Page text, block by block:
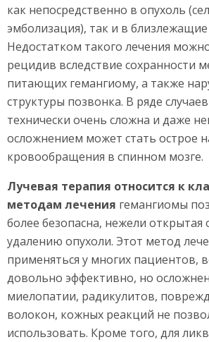
как непосредственно в опухоль
эмболизация), так и в близлежащие
Недостатком такого лечения
рецидив вследствие сохранности
питающих гемангиому, а также
структуры позвонка. В ряде
технически очень сложна и даже
осложнением может стать острое
кровообращения в спинном мозге.
Лучевая терапия относится к
методам лечения гемангиомы
более безопасна, нежели открытая
удалению опухоли. Этот метод
применяться у многих пациентов,
довольно эффективно, но
миелопатии, радикулитов,
волокон, кожных реакций не
использовать. Кроме того, для